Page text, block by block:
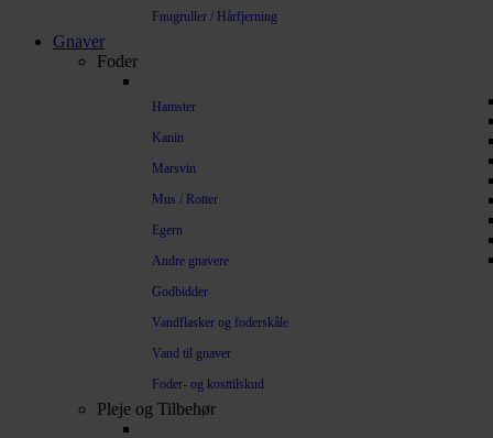
Fnugruller / Hårfjerning
Gnaver
Foder
Hamster
Kanin
Marsvin
Mus / Rotter
Egern
Andre gnavere
Godbidder
Vandflasker og foderskåle
Vand til gnaver
Foder- og kosttilskud
Pleje og Tilbehør